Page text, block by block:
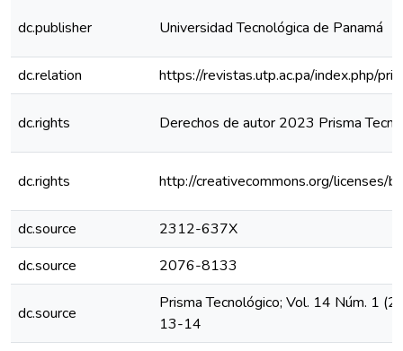
dc.publisher Universidad Tecnológica de Panamá
dc.relation https://revistas.utp.ac.pa/index.php/
dc.rights Derechos de autor 2023 Prisma
dc.rights http://creativecommons.org/licenses/
dc.source
2312-637X
dc.source
2076-8133
dc.source
Prisma Tecnológico; Vol. 14 Núm. 1
13-14